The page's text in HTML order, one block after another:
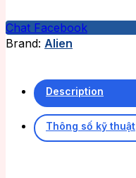
Chat Facebook
Brand: Alien
Description
Thông số kỹ thuật